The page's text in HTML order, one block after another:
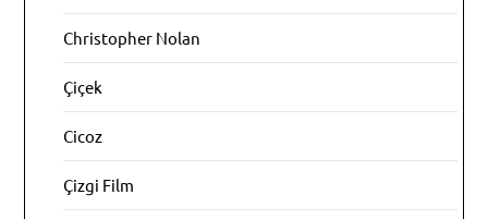
Christopher Nolan
Çiçek
Cicoz
Çizgi Film